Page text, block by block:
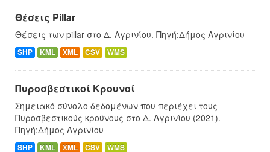
Θέσεις Pillar
Θέσεις των pillar στο Δ. Αγρινίου. Πηγή:Δήμος Αγρινίου
SHP KML XML CSV WMS
Πυροσβεστικοί Κρουνοί
Σημειακό σύνολο δεδομένων που περιέχει τους
Πυροσβεστικούς κρούνους στο Δ. Αγρινίου (2021).
Πηγή:Δήμος Αγρινίου
SHP KML XML CSV WMS